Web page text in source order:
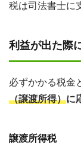
税は司法書士に
利益が出た際
必ずかかる税金
（譲渡所得）に
譲渡所得税